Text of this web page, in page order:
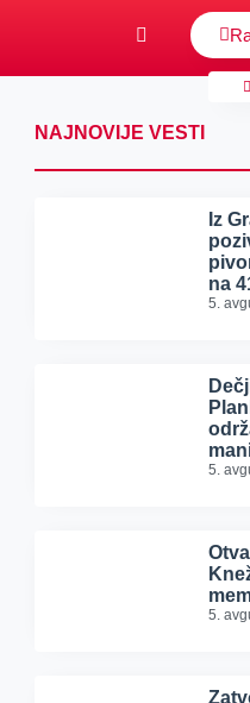
NAJNOVIJE VESTI
Iz
na
5.
5.
5.